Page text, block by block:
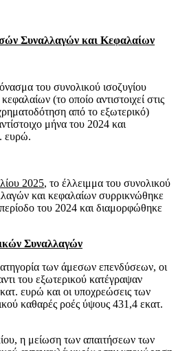
Συναλλαγών και Κεφαλαίων
του συνολικού ισοζυγίου
(το οποίο αντιστοιχεί στις
από το εξωτερικό)
μήνα του 2024 και
ευρώ.
2025, το έλλειμμα του συνολικού
και κεφαλαίων συρρικνώθηκε
του 2024 και διαμορφώθηκε
Συναλλαγών
των άμεσων επενδύσεων, οι
του εξωτερικού κατέγραψαν
ευρώ και οι υποχρεώσεις των
καθαρές ροές ύψους 431,4 εκατ.
η μείωση των απαιτήσεων των